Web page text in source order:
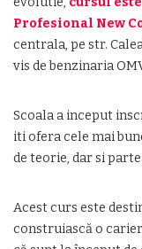
Profesional New
centrala, pe str.
vis de benzinaria
Scoala a inceput
iti ofera cele mai
de teorie, dar si
Acest curs este
construiască o